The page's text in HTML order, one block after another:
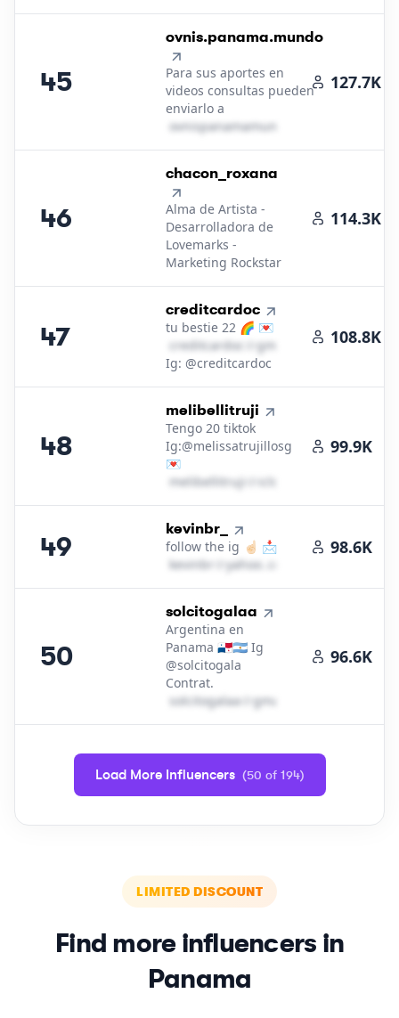
45
45.
ovnis.panama.mundo
Para sus aportes en
videos consultas pueden
enviarlo a
o​v​n​i​s​p​a​n​a​m​a​m​u​n​d​o​
127.7K
46
46.
chacon_roxana
Alma de Artista -
Desarrolladora de
Lovemarks -
Marketing Rockstar
114.3K
47
47.
creditcardoc
tu bestie 22 🌈 💌
c​r​e​d​i​t​c​a​r​d​o​c​
gmail․cοm
Ig: @creditcardoc
108.8K
48
48.
melibellitruji
Tengo 20 tiktok
Ig:@melissatrujillosg
💌
m​e​l​i​b​e​l​l​i​t​r​u​j​i​
icloud․cοm
99.9K
49
49.
kevinbr_
follow the ig ☝🏻 📩
k​e​v​i​n​b​r​
yahoo․cοm
98.6K
50
50.
solcitogalaa
Argentina en
Panama 🇵🇦🇦🇷 Ig
@solcitogala
Contrat.
s​o​l​c​i​t​o​g​a​l​a​a​＠ gmail․cοm
96.6K
Load More Influencers (50 of 194)
LIMITED DISCOUNT
Find more influencers in
Panama